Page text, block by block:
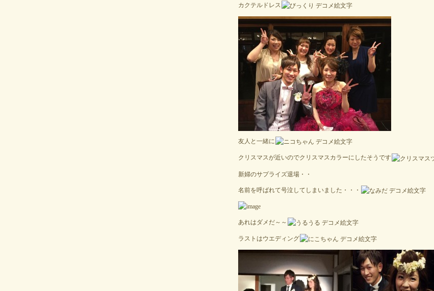
カクテルドレス
友人と一緒に
クリスマスが近いのでクリスマスカラーにしたそうです
新婦のサプライズ退場・・
名前を呼ばれて号泣してしまいました・・・
あれはダメだ～～
ラストはウエディング